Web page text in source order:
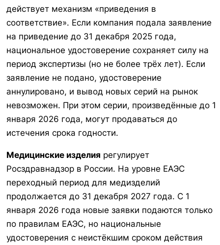
действует механизм «приведения в
соответствие». Если компания подала заявление
на приведение до 31 декабря 2025 года,
национальное удостоверение сохраняет силу на
период экспертизы (но не более трёх лет). Если
заявление не подано, удостоверение
аннулировано, и вывод новых серий на рынок
невозможен. При этом серии, произведённые до 1
января 2026 года, могут продаваться до
истечения срока годности.
Медицинские изделия регулирует
Росздравнадзор в России. На уровне ЕАЭС
переходный период для медизделий
продолжается до 31 декабря 2027 года. С 1
января 2026 года новые заявки подаются только
по правилам ЕАЭС, но национальные
удостоверения с неистёкшим сроком действия